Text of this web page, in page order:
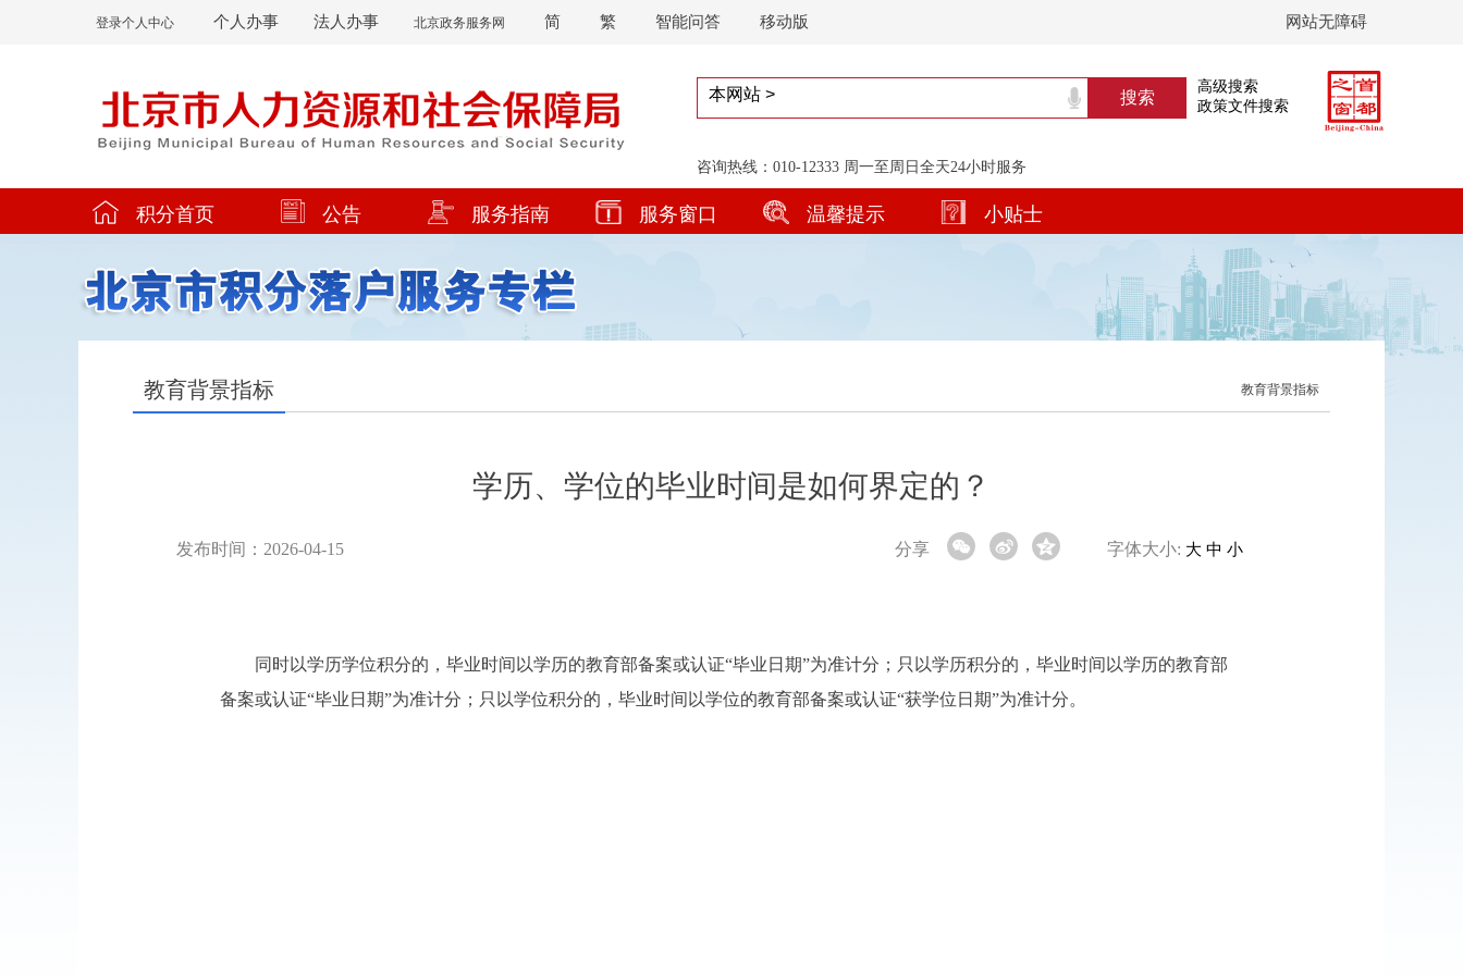
登录个人中心 个人办事 法人办事 北京政务服务网 简 繁 网站无障碍
智能问答 移动版
高级搜索
政策文件搜索
咨询热线：010-12333 周一至周日全天24小时服务
积分首页 公告 服务指南 服务窗口 温馨提示 小贴士
教育背景指标 教育背景指标
学历、学位的毕业时间是如何界定的？
发布时间：2026-04-15 分享 字体大小: 大 中 小
同时以学历学位积分的，毕业时间以学历的教育部备案或认证“毕业日期”为准计分；只以学历积分的，毕业时间以学历的教育部
备案或认证“毕业日期”为准计分；只以学位积分的，毕业时间以学位的教育部备案或认证“获学位日期”为准计分。